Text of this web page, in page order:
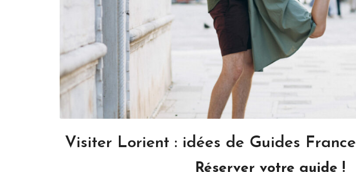
Visiter Lorient : idées de Guides France
Réserver votre guide !